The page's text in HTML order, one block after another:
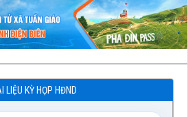
LIỆU KỲ HỌP HĐND